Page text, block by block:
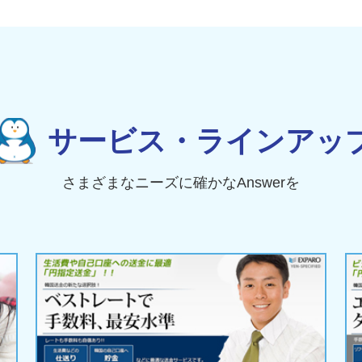
サービス・ラインアッ
さまざまなニーズに確かなAnswerを